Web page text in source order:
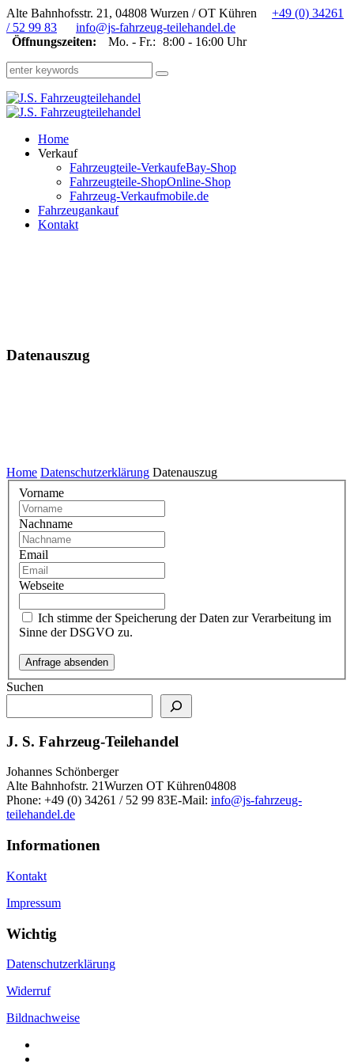
Alte Bahnhofsstr. 21, 04808 Wurzen / OT Kühren
+49 (0) 34261
/ 52 99 83
info@js-fahrzeug-teilehandel.de
Öffnungszeiten:
Mo. - Fr.: 8:00 - 16:00 Uhr
Home
Verkauf
Fahrzeugteile-VerkaufeBay-Shop
Fahrzeugteile-ShopOnline-Shop
Fahrzeug-Verkaufmobile.de
Fahrzeugankauf
Kontakt
Datenauszug
Home Datenschutzerklärung Datenauszug
Vorname
Nachname
Email
Webseite
Ich stimme der Speicherung der Daten zur Verarbeitung im
Sinne der DSGVO zu.
Suchen
J. S. Fahrzeug-Teilehandel
Johannes Schönberger
Alte Bahnhofstr. 21Wurzen OT Kühren04808
Phone: +49 (0) 34261 / 52 99 83E-Mail: info@js-fahrzeug-
teilehandel.de
Informationen
Kontakt
Impressum
Wichtig
Datenschutzerklärung
Widerruf
Bildnachweise